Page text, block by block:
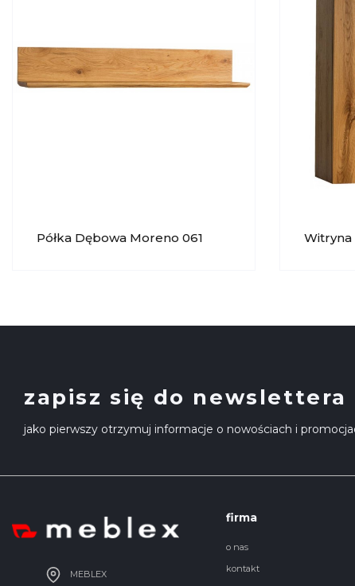
Półka Dębowa Moreno 061
Witryna
zapisz się do newslettera
jako pierwszy otrzymuj informacje o nowościach i
MEBLEX
firma
o nas
kontakt